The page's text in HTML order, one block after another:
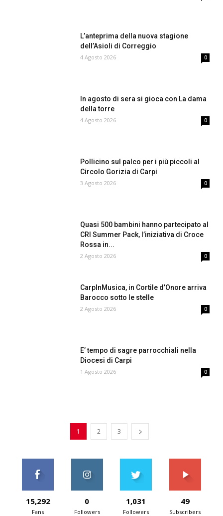
L’anteprima della nuova stagione
dell’Asioli di Correggio
4 Agosto 2026 0
In agosto di sera si gioca con La dama
della torre
4 Agosto 2026 0
Pollicino sul palco per i più piccoli al
Circolo Gorizia di Carpi
3 Agosto 2026 0
Quasi 500 bambini hanno partecipato al
CRI Summer Pack, l’iniziativa di Croce
Rossa in...
2 Agosto 2026 0
CarpInMusica, in Cortile d’Onore arriva
Barocco sotto le stelle
2 Agosto 2026 0
E’ tempo di sagre parrocchiali nella
Diocesi di Carpi
1 Agosto 2026 0
1 2 3
15,292
Fans
0
Followers
1,031
Followers
49
Subscribers